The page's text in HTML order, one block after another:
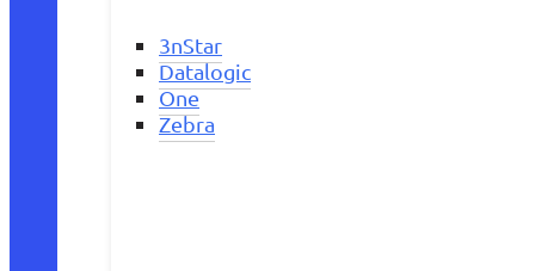
3nStar
Datalogic
One
Zebra